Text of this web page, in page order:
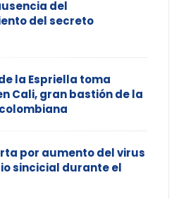
del
del secreto
la Espriella toma
Cali, gran bastión de la
por aumento del virus
sincicial durante el